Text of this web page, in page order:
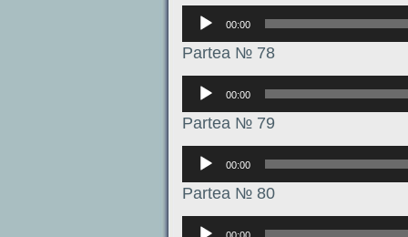
Аудиоплеер
00:00
Partea № 78
Аудиоплеер
00:00
Partea № 79
Аудиоплеер
00:00
Partea № 80
Аудиоплеер